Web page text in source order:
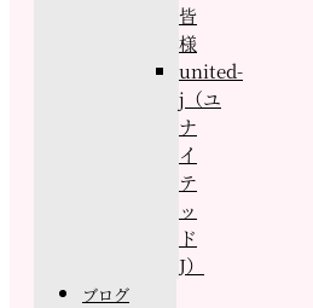
皆
様
united-
j（ユ
ナ
イ
テ
ッ
ド
J）
ブログ